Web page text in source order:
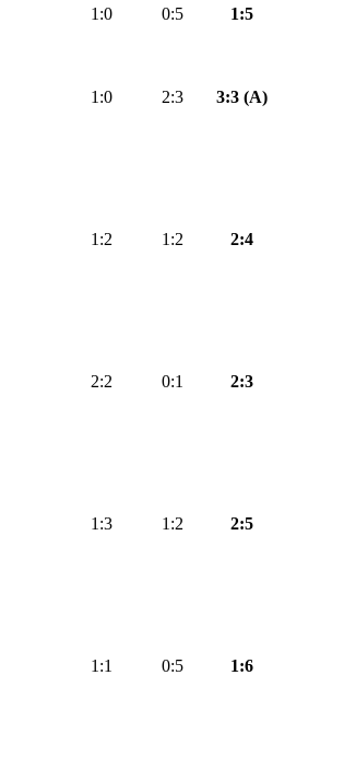
1:0 0:5 1:5
1:0 2:3 3:3 (A)
1:2 1:2 2:4
2:2 0:1 2:3
1:3 1:2 2:5
1:1 0:5 1:6